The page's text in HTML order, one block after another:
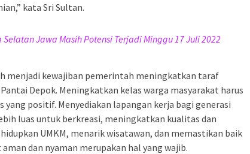
kata Sri Sultan.
Jawa Masih Potensi Terjadi Minggu 17 Juli 2022
menjadi kewajiban pemerintah meningkatkan taraf
Depok. Meningkatkan kelas warga masyarakat harus
positif. Menyediakan lapangan kerja bagi generasi
luas untuk berkreasi, meningkatkan kualitas dan
UMKM, menarik wisatawan, dan memastikan baik
dan nyaman merupakan hal yang wajib.